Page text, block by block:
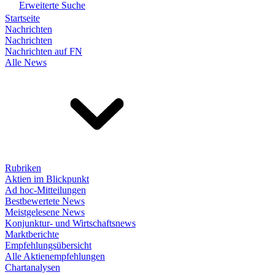
Erweiterte Suche
Startseite
Nachrichten
Nachrichten
Nachrichten auf FN
Alle News
Rubriken
Aktien im Blickpunkt
Ad hoc-Mitteilungen
Bestbewertete News
Meistgelesene News
Konjunktur- und Wirtschaftsnews
Marktberichte
Empfehlungsübersicht
Alle Aktienempfehlungen
Chartanalysen